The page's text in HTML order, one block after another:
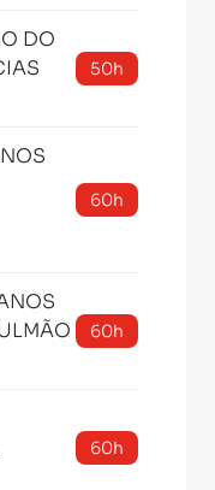
DO
50h
60h
60h
60h